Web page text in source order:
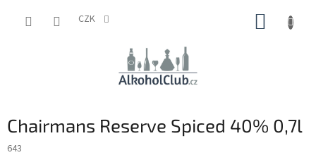
CZK
Chairmans Reserve Spiced 40% 0,7l
643